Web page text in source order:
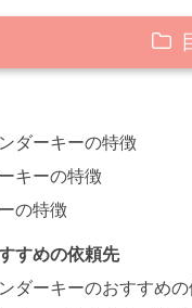
ダーキーの特徴
キーの特徴
の特徴
すめの依頼先
ダーキーのおすすめ